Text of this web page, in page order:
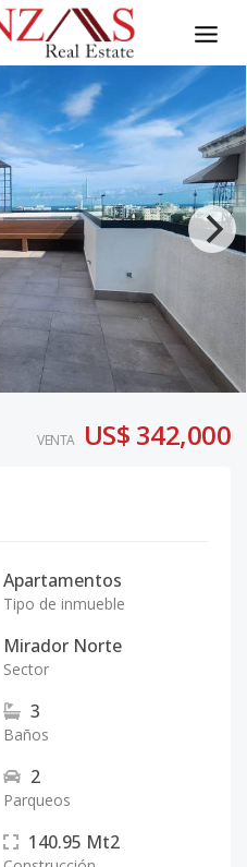
VENTA US$ 342,000
Apartamentos
Tipo de inmueble
Mirador Norte
Sector
3
Baños
2
Parqueos
140.95 Mt2